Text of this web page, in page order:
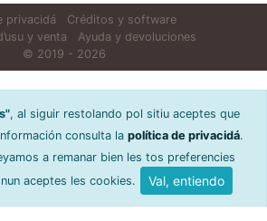
privacidá
Créditos y software
y venta
Ayuda y devoluciones
© 2019 - 2026
, al siguir restolando pol sitiu aceptes que
consulta la política de privacidá.
a remanar bien les tos preferencies
aceptes les cookies.
Val, entiendo